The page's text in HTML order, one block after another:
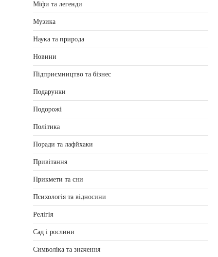
Міфи та легенди
Музика
Наука та природа
Новини
Підприємництво та бізнес
Подарунки
Подорожі
Політика
Поради та лафйхаки
Привітання
Прикмети та сни
Психологія та відносини
Релігія
Сад і рослини
Символіка та значення